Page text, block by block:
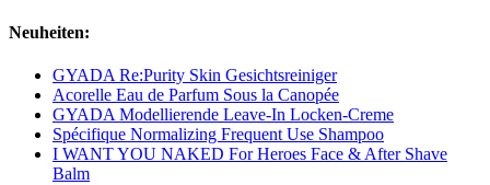
Neuheiten:
GYADA Re:Purity Skin Gesichtsreiniger
Acorelle Eau de Parfum Sous la Canopée
GYADA Modellierende Leave-In Locken-Creme
Spécifique Normalizing Frequent Use Shampoo
I WANT YOU NAKED For Heroes Face & After Shave
Balm